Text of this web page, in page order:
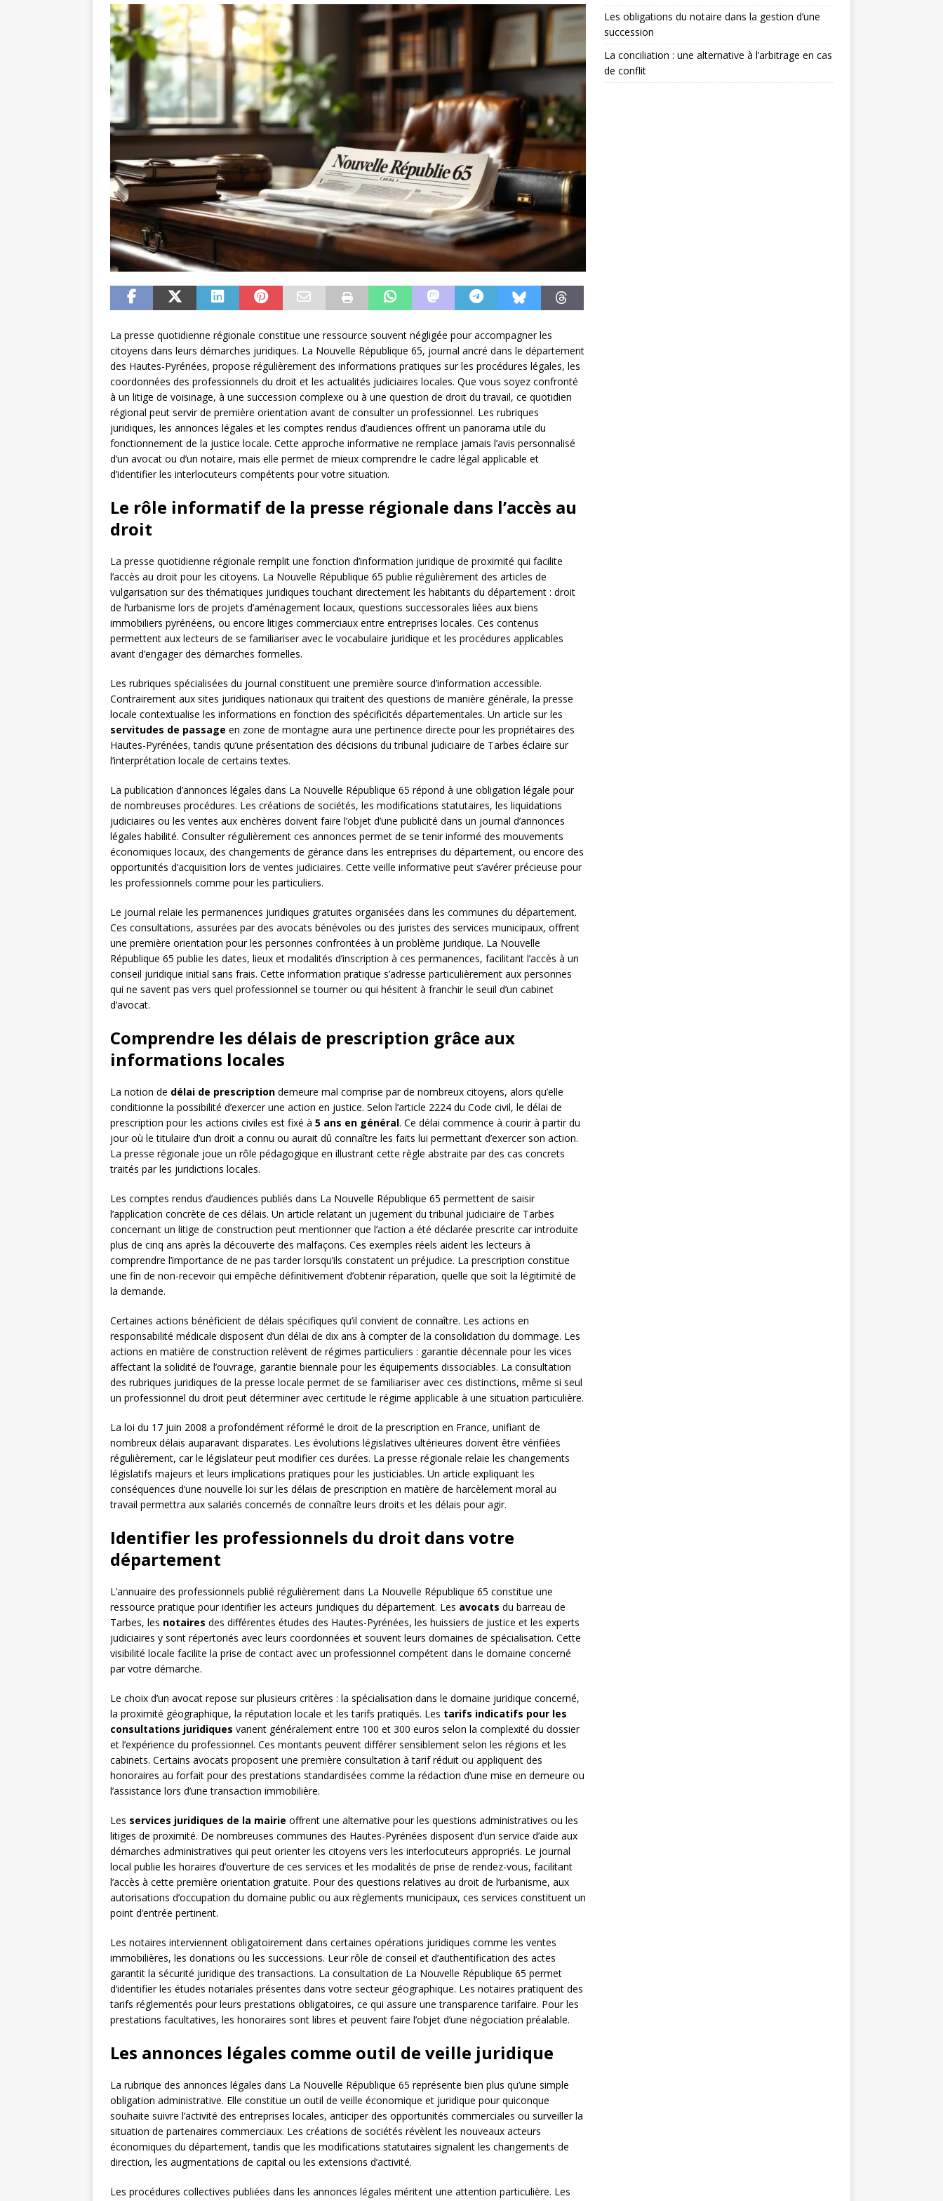
La presse quotidienne régionale constitue une ressource souvent négligée pour accompagner les
citoyens dans leurs démarches juridiques. La Nouvelle République 65, journal ancré dans le département
des Hautes-Pyrénées, propose régulièrement des informations pratiques sur les procédures légales, les
coordonnées des professionnels du droit et les actualités judiciaires locales. Que vous soyez confronté
à un litige de voisinage, à une succession complexe ou à une question de droit du travail, ce quotidien
régional peut servir de première orientation avant de consulter un professionnel. Les rubriques
juridiques, les annonces légales et les comptes rendus d’audiences offrent un panorama utile du
fonctionnement de la justice locale. Cette approche informative ne remplace jamais l’avis personnalisé
d’un avocat ou d’un notaire, mais elle permet de mieux comprendre le cadre légal applicable et
d’identifier les interlocuteurs compétents pour votre situation.
Le rôle informatif de la presse régionale dans l’accès au
droit
La presse quotidienne régionale remplit une fonction d’information juridique de proximité qui facilite
l’accès au droit pour les citoyens. La Nouvelle République 65 publie régulièrement des articles de
vulgarisation sur des thématiques juridiques touchant directement les habitants du département : droit
de l’urbanisme lors de projets d’aménagement locaux, questions successorales liées aux biens
immobiliers pyrénéens, ou encore litiges commerciaux entre entreprises locales. Ces contenus
permettent aux lecteurs de se familiariser avec le vocabulaire juridique et les procédures applicables
avant d’engager des démarches formelles.
Les rubriques spécialisées du journal constituent une première source d’information accessible.
Contrairement aux sites juridiques nationaux qui traitent des questions de manière générale, la presse
locale contextualise les informations en fonction des spécificités départementales. Un article sur les
servitudes de passage en zone de montagne aura une pertinence directe pour les propriétaires des
Hautes-Pyrénées, tandis qu’une présentation des décisions du tribunal judiciaire de Tarbes éclaire sur
l’interprétation locale de certains textes.
La publication d’annonces légales dans La Nouvelle République 65 répond à une obligation légale pour
de nombreuses procédures. Les créations de sociétés, les modifications statutaires, les liquidations
judiciaires ou les ventes aux enchères doivent faire l’objet d’une publicité dans un journal d’annonces
légales habilité. Consulter régulièrement ces annonces permet de se tenir informé des mouvements
économiques locaux, des changements de gérance dans les entreprises du département, ou encore des
opportunités d’acquisition lors de ventes judiciaires. Cette veille informative peut s’avérer précieuse pour
les professionnels comme pour les particuliers.
Le journal relaie les permanences juridiques gratuites organisées dans les communes du département.
Ces consultations, assurées par des avocats bénévoles ou des juristes des services municipaux, offrent
une première orientation pour les personnes confrontées à un problème juridique. La Nouvelle
République 65 publie les dates, lieux et modalités d’inscription à ces permanences, facilitant l’accès à un
conseil juridique initial sans frais. Cette information pratique s’adresse particulièrement aux personnes
qui ne savent pas vers quel professionnel se tourner ou qui hésitent à franchir le seuil d’un cabinet
d’avocat.
Comprendre les délais de prescription grâce aux
informations locales
La notion de délai de prescription demeure mal comprise par de nombreux citoyens, alors qu’elle
conditionne la possibilité d’exercer une action en justice. Selon l’article 2224 du Code civil, le délai de
prescription pour les actions civiles est fixé à 5 ans en général. Ce délai commence à courir à partir du
jour où le titulaire d’un droit a connu ou aurait dû connaître les faits lui permettant d’exercer son action.
La presse régionale joue un rôle pédagogique en illustrant cette règle abstraite par des cas concrets
traités par les juridictions locales.
Les comptes rendus d’audiences publiés dans La Nouvelle République 65 permettent de saisir
l’application concrète de ces délais. Un article relatant un jugement du tribunal judiciaire de Tarbes
concernant un litige de construction peut mentionner que l’action a été déclarée prescrite car introduite
plus de cinq ans après la découverte des malfaçons. Ces exemples réels aident les lecteurs à
comprendre l’importance de ne pas tarder lorsqu’ils constatent un préjudice. La prescription constitue
une fin de non-recevoir qui empêche définitivement d’obtenir réparation, quelle que soit la légitimité de
la demande.
Certaines actions bénéficient de délais spécifiques qu’il convient de connaître. Les actions en
responsabilité médicale disposent d’un délai de dix ans à compter de la consolidation du dommage. Les
actions en matière de construction relèvent de régimes particuliers : garantie décennale pour les vices
affectant la solidité de l’ouvrage, garantie biennale pour les équipements dissociables. La consultation
des rubriques juridiques de la presse locale permet de se familiariser avec ces distinctions, même si seul
un professionnel du droit peut déterminer avec certitude le régime applicable à une situation particulière.
La loi du 17 juin 2008 a profondément réformé le droit de la prescription en France, unifiant de
nombreux délais auparavant disparates. Les évolutions législatives ultérieures doivent être vérifiées
régulièrement, car le législateur peut modifier ces durées. La presse régionale relaie les changements
législatifs majeurs et leurs implications pratiques pour les justiciables. Un article expliquant les
conséquences d’une nouvelle loi sur les délais de prescription en matière de harcèlement moral au
travail permettra aux salariés concernés de connaître leurs droits et les délais pour agir.
Identifier les professionnels du droit dans votre
département
L’annuaire des professionnels publié régulièrement dans La Nouvelle République 65 constitue une
ressource pratique pour identifier les acteurs juridiques du département. Les avocats du barreau de
Tarbes, les notaires des différentes études des Hautes-Pyrénées, les huissiers de justice et les experts
judiciaires y sont répertoriés avec leurs coordonnées et souvent leurs domaines de spécialisation. Cette
visibilité locale facilite la prise de contact avec un professionnel compétent dans le domaine concerné
par votre démarche.
Le choix d’un avocat repose sur plusieurs critères : la spécialisation dans le domaine juridique concerné,
la proximité géographique, la réputation locale et les tarifs pratiqués. Les tarifs indicatifs pour les
consultations juridiques varient généralement entre 100 et 300 euros selon la complexité du dossier
et l’expérience du professionnel. Ces montants peuvent différer sensiblement selon les régions et les
cabinets. Certains avocats proposent une première consultation à tarif réduit ou appliquent des
honoraires au forfait pour des prestations standardisées comme la rédaction d’une mise en demeure ou
l’assistance lors d’une transaction immobilière.
Les services juridiques de la mairie offrent une alternative pour les questions administratives ou les
litiges de proximité. De nombreuses communes des Hautes-Pyrénées disposent d’un service d’aide aux
démarches administratives qui peut orienter les citoyens vers les interlocuteurs appropriés. Le journal
local publie les horaires d’ouverture de ces services et les modalités de prise de rendez-vous, facilitant
l’accès à cette première orientation gratuite. Pour des questions relatives au droit de l’urbanisme, aux
autorisations d’occupation du domaine public ou aux règlements municipaux, ces services constituent un
point d’entrée pertinent.
Les notaires interviennent obligatoirement dans certaines opérations juridiques comme les ventes
immobilières, les donations ou les successions. Leur rôle de conseil et d’authentification des actes
garantit la sécurité juridique des transactions. La consultation de La Nouvelle République 65 permet
d’identifier les études notariales présentes dans votre secteur géographique. Les notaires pratiquent des
tarifs réglementés pour leurs prestations obligatoires, ce qui assure une transparence tarifaire. Pour les
prestations facultatives, les honoraires sont libres et peuvent faire l’objet d’une négociation préalable.
Les annonces légales comme outil de veille juridique
La rubrique des annonces légales dans La Nouvelle République 65 représente bien plus qu’une simple
obligation administrative. Elle constitue un outil de veille économique et juridique pour quiconque
souhaite suivre l’activité des entreprises locales, anticiper des opportunités commerciales ou surveiller la
situation de partenaires commerciaux. Les créations de sociétés révèlent les nouveaux acteurs
économiques du département, tandis que les modifications statutaires signalent les changements de
direction, les augmentations de capital ou les extensions d’activité.
Les procédures collectives publiées dans les annonces légales méritent une attention particulière. Les
Les obligations du notaire dans la gestion d’une
succession
La conciliation : une alternative à l’arbitrage en cas
de conflit